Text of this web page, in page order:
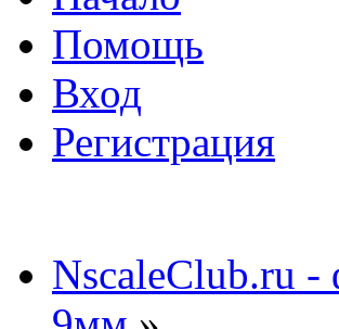
Помощь
Вход
Регистрация
NscaleClub.ru -